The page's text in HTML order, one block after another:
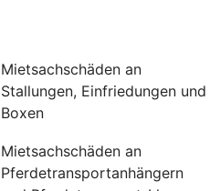
Mietsachschäden an
Stallungen, Einfriedungen und
Boxen
Mietsachschäden an
Pferdetransportanhängern